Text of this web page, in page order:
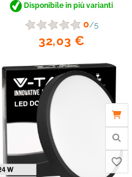
favorite_border
Disponibile in più varianti
0/5
32,03 €